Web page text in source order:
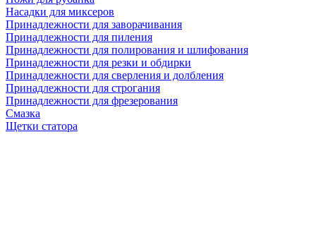
Насадки для миксеров
Принадлежности для заворачивания
Принадлежности для пиления
Принадлежности для полирования и шлифования
Принадлежности для резки и обдирки
Принадлежности для сверления и долбления
Принадлежности для строгания
Принадлежности для фрезерования
Смазка
Щетки статора